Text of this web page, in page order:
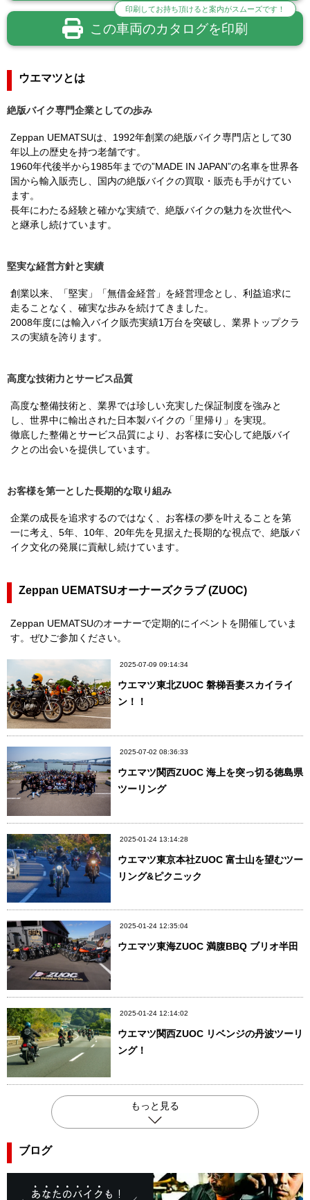
この車両のカタログを印刷
印刷してお持ち頂けると案内がスムーズです！
ウエマツとは
絶版バイク専門企業としての歩み
Zeppan UEMATSUは、1992年創業の絶版バイク専門店として30
年以上の歴史を持つ老舗です。
1960年代後半から1985年までの”MADE IN JAPAN”の名車を世界各
国から輸入販売し、国内の絶版バイクの買取・販売も手がけてい
ます。
長年にわたる経験と確かな実績で、絶版バイクの魅力を次世代へ
と継承し続けています。
堅実な経営方針と実績
創業以来、「堅実」「無借金経営」を経営理念とし、利益追求に
走ることなく、確実な歩みを続けてきました。
2008年度には輸入バイク販売実績1万台を突破し、業界トップクラ
スの実績を誇ります。
高度な技術力とサービス品質
高度な整備技術と、業界では珍しい充実した保証制度を強みと
し、世界中に輸出された日本製バイクの「里帰り」を実現。
徹底した整備とサービス品質により、お客様に安心して絶版バイ
クとの出会いを提供しています。
お客様を第一とした長期的な取り組み
企業の成長を追求するのではなく、お客様の夢を叶えることを第
一に考え、5年、10年、20年先を見据えた長期的な視点で、絶版バ
イク文化の発展に貢献し続けています。
Zeppan UEMATSUオーナーズクラブ (ZUOC)
Zeppan UEMATSUのオーナーで定期的にイベントを開催していま
す。ぜひご参加ください。
2025-07-09 09:14:34
ウエマツ東北ZUOC 磐梯吾妻スカイライ
ン！！
2025-07-02 08:36:33
ウエマツ関西ZUOC 海上を突っ切る徳島県
ツーリング
2025-01-24 13:14:28
ウエマツ東京本社ZUOC 富士山を望むツー
リング&ピクニック
2025-01-24 12:35:04
ウエマツ東海ZUOC 満腹BBQ ブリオ半田
2025-01-24 12:14:02
ウエマツ関西ZUOC リベンジの丹波ツーリ
ング！
もっと見る
ブログ